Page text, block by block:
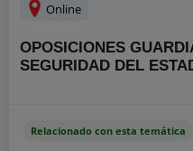
Online
OPOSICIONES
SEGURIDAD DEL
Relacionado con esta temática